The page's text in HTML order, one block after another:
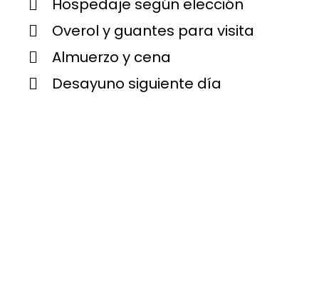
Hospedaje según elección
Overol y guantes para visita
Almuerzo y cena
Desayuno siguiente día